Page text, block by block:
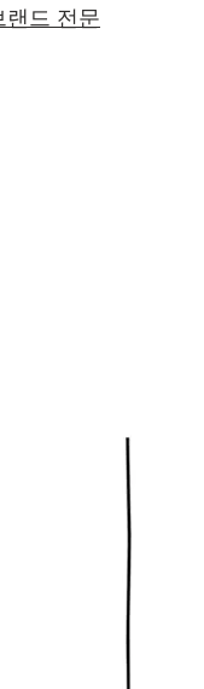
랜드 전문